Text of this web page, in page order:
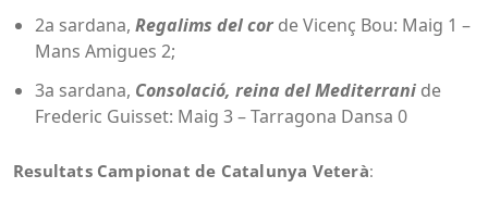
2a sardana, Regalims del corde Vicenç Bou: Maig 1 –
Mans Amigues 2;
3a sardana, Consolació, reina del Mediterrani de
Frederic Guisset: Maig 3 – Tarragona Dansa 0
Resultats Campionat de Catalunya Veterà: